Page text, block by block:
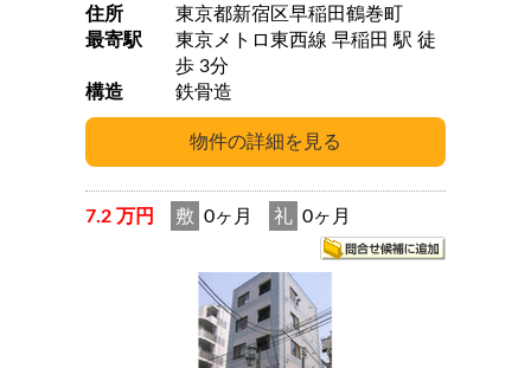
住所
東京都新宿区早稲田鶴巻町
最寄駅
東京メトロ東西線 早稲田 駅 徒
歩 3分
構造
鉄骨造
7.2 万円 敷 0ヶ月 礼 0ヶ月